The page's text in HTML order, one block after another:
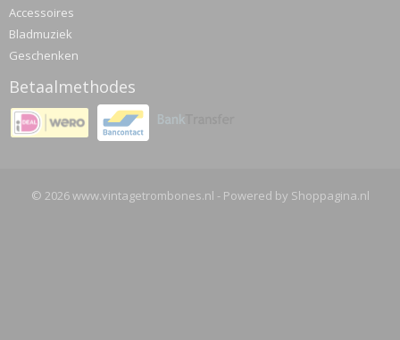
Accessoires
Bladmuziek
Geschenken
Betaalmethodes
© 2026 www.vintagetrombones.nl - Powered by Shoppagina.nl